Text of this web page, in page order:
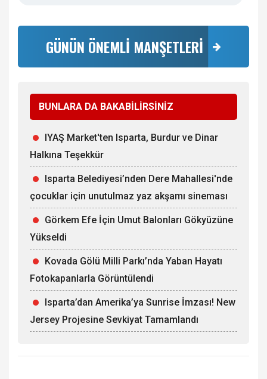
GÜNÜN ÖNEMLİ MANŞETLERİ
BUNLARA DA BAKABİLİRSİNİZ
IYAŞ Market'ten Isparta, Burdur ve Dinar
Halkına Teşekkür
Isparta Belediyesi’nden Dere Mahallesi'nde
çocuklar için unutulmaz yaz akşamı sineması
Görkem Efe İçin Umut Balonları Gökyüzüne
Yükseldi
Kovada Gölü Milli Parkı’nda Yaban Hayatı
Fotokapanlarla Görüntülendi
Isparta’dan Amerika’ya Sunrise İmzası! New
Jersey Projesine Sevkiyat Tamamlandı